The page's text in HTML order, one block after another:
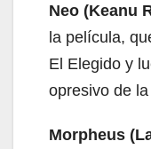
Neo (Keanu
la película,
El Elegido y
opresivo de
Morpheus